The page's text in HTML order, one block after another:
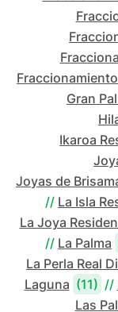
Gran
Ikaroa
Joyas de
// La Isla
La Joya
// La Palma
La Perla Real
Laguna (11) //
Las